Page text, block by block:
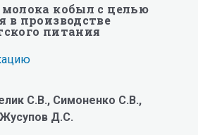
кобыл с целью
в производстве
питания
С.В., Симоненко С.В.,
Д.С.